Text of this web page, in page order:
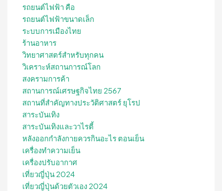
รถยนต์ไฟฟ้า คือ
รถยนต์ไฟฟ้าขนาดเล็ก
ระบบการเมืองไทย
ร้านอาหาร
วิทยาศาสตร์สำหรับทุกคน
วิเคราะห์สถานการณ์โลก
สงครามการค้า
สถานการณ์เศรษฐกิจไทย 2567
สถานที่สําคัญทางประวัติศาสตร์ ยุโรป
สาระบันเทิง
สาระบันเทิงและวาไรตี้
หลังออกกําลังกายควรกินอะไร ตอนเย็น
เครื่องทำความเย็น
เครื่องปรับอากาศ
เที่ยวญี่ปุ่น 2024
เที่ยวญี่ปุ่นด้วยตัวเอง 2024